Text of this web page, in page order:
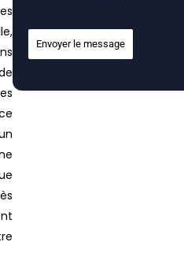
Envoyer le message